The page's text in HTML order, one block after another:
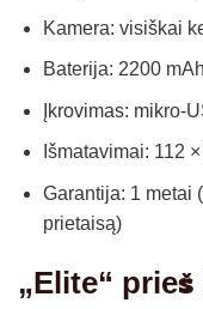
Kamera: visiškai
Baterija: 2200
Įkrovimas: mikro-
Išmatavimai: 112
Garantija: 1 metai
prietaisą)
„Elite“